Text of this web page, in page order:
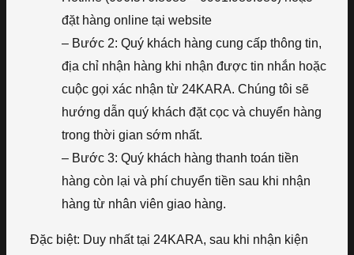
đặt hàng online tại website
– Bước 2: Quý khách hàng cung cấp thông tin,
địa chỉ nhận hàng khi nhận được tin nhắn hoặc
cuộc gọi xác nhận từ 24KARA. Chúng tôi sẽ
hướng dẫn quý khách đặt cọc và chuyển hàng
trong thời gian sớm nhất.
– Bước 3: Quý khách hàng thanh toán tiền
hàng còn lại và phí chuyển tiền sau khi nhận
hàng từ nhân viên giao hàng.
Đặc biệt: Duy nhất tại 24KARA, sau khi nhận kiện